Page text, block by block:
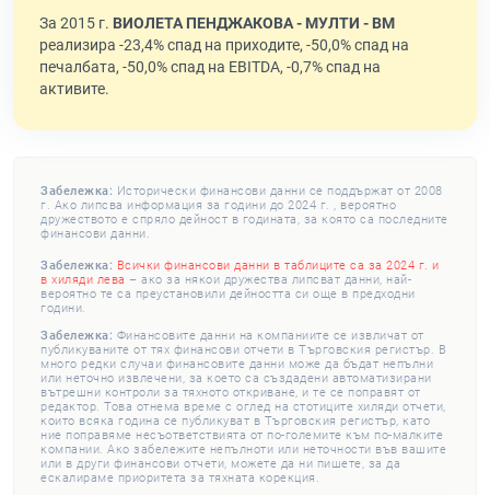
За 2015 г. ВИОЛЕТА ПЕНДЖАКОВА - МУЛТИ - ВМ
реализира -23,4% спад на приходите, -50,0% спад на
печалбата, -50,0% спад на EBITDA, -0,7% спад на
активите.
Забележка: Исторически финансови данни се поддържат от 2008
г. Ако липсва информация за години до 2024 г. , вероятно
дружеството е спряло дейност в годината, за която са последните
финансови данни.
Забележка: Всички финансови данни в таблиците са за 2024 г. и
в хиляди лева – ако за някои дружества липсват данни, най-
вероятно те са преустановили дейността си още в предходни
години.
Забележка: Финансовите данни на компаниите се извличат от
публикуваните от тях финансови отчети в Търговския регистър. В
много редки случаи финансовите данни може да бъдат непълни
или неточно извлечени, за което са създадени автоматизирани
вътрешни контроли за тяхното откриване, и те се поправят от
редактор. Това отнема време с оглед на стотиците хиляди отчети,
които всяка година се публикуват в Търговския регистър, като
ние поправяме несъответствията от по-големите към по-малките
компании. Ако забележите непълноти или неточности във вашите
или в други финансови отчети, можете да ни пишете, за да
ескалираме приоритета за тяхната корекция.